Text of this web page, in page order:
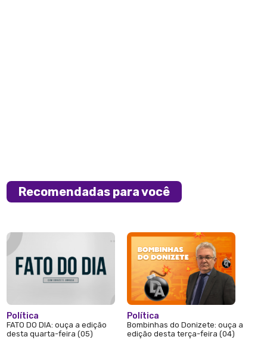
Recomendadas para você
Política
FATO DO DIA: ouça a edição
desta quarta-feira (05)
Política
Bombinhas do Donizete: ouça a
edição desta terça-feira (04)